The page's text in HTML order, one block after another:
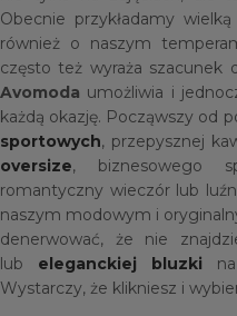
Obecnie przykładamy
również o naszym
często też wyraża szacunek
Avomoda umożliwia i
każdą okazję. Począwszy od
sportowych, przepysznej
oversize, biznesowego
romantyczny wieczór lub
naszym modowym i
denerwować, że nie
lub eleganckiej bluzki
Wystarczy, że klikniesz i